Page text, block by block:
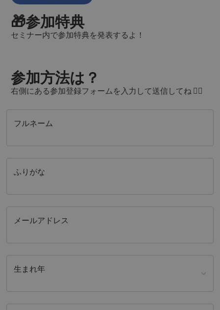
🎁参加特典
セミナー内で参加特典を発表するよ！
参加方法は？
右側にある参加登録フォームを入力して送信してね 👍🏼
フルネーム
ふりがな
メールアドレス
生まれ年